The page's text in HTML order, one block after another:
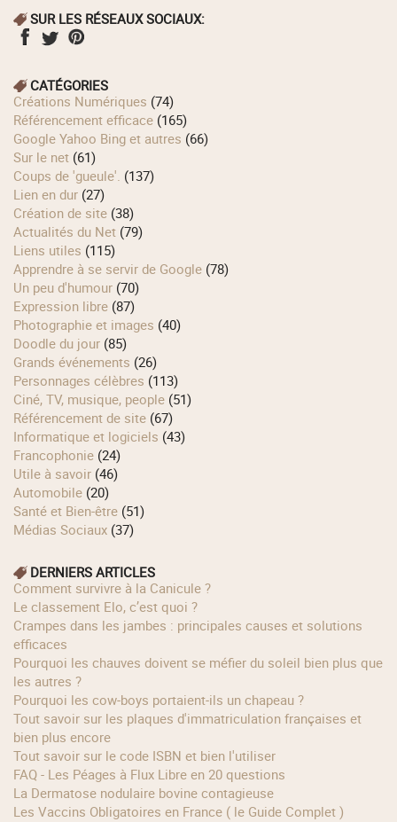
SUR LES RÉSEAUX SOCIAUX:
CATÉGORIES
Créations Numériques (74)
Référencement efficace (165)
Google Yahoo Bing et autres (66)
Sur le net (61)
Coups de 'gueule'. (137)
Lien en dur (27)
Création de site (38)
Actualités du Net (79)
Liens utiles (115)
Apprendre à se servir de Google (78)
Un peu d'humour (70)
Expression libre (87)
Photographie et images (40)
Doodle du jour (85)
Grands événements (26)
Personnages célèbres (113)
Ciné, TV, musique, people (51)
Référencement de site (67)
Informatique et logiciels (43)
Francophonie (24)
Utile à savoir (46)
Automobile (20)
Santé et Bien-être (51)
Médias Sociaux (37)
DERNIERS ARTICLES
Comment survivre à la Canicule ?
Le classement Elo, c’est quoi ?
Crampes dans les jambes : principales causes et solutions
efficaces
Pourquoi les chauves doivent se méfier du soleil bien plus que
les autres ?
Pourquoi les cow‑boys portaient‑ils un chapeau ?
Tout savoir sur les plaques d'immatriculation françaises et
bien plus encore
Tout savoir sur le code ISBN et bien l'utiliser
FAQ - Les Péages à Flux Libre en 20 questions
La Dermatose nodulaire bovine contagieuse
Les Vaccins Obligatoires en France ( le Guide Complet )